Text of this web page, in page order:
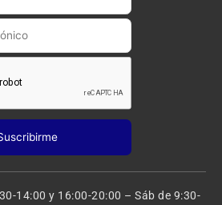
a
14:00 y 16:00-20:00 – Sáb de 9:30-